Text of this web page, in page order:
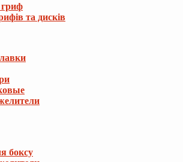
та дисків
боксу